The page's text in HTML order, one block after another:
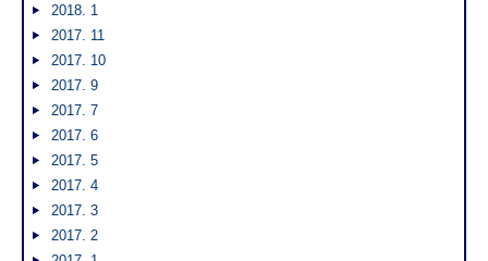
2018. 1
2017. 11
2017. 10
2017. 9
2017. 7
2017. 6
2017. 5
2017. 4
2017. 3
2017. 2